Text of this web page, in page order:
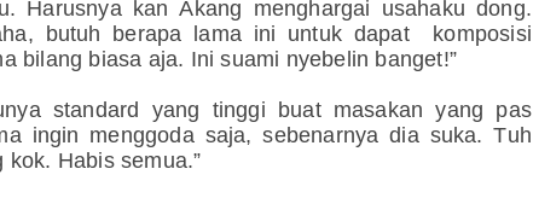
Harusnya kan Akang menghargai usahaku dong.
butuh berapa lama ini untuk dapat komposisi
bilang biasa aja. Ini suami nyebelin banget!”
standard yang tinggi buat masakan yang pas
ingin menggoda saja, sebenarnya dia suka. Tuh
kok. Habis semua.”